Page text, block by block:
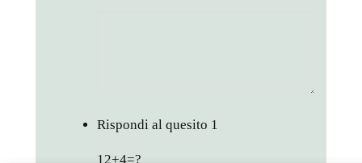
Rispondi al quesito 1
12+4=?